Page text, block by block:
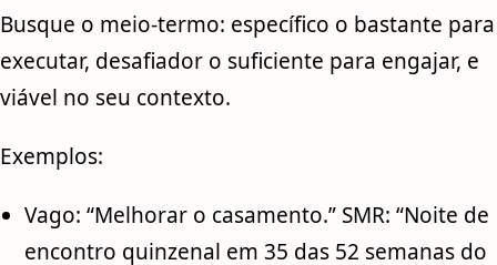
Busque o meio-termo: específico o bastante para
executar, desafiador o suficiente para engajar, e
viável no seu contexto.
Exemplos:
Vago: “Melhorar o casamento.” SMR: “Noite de
encontro quinzenal em 35 das 52 semanas do